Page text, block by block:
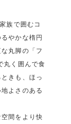
族で囲むコ
やかな楕円
丸脚の「フ
丸く囲んで食
きも、ほっ
よさのある
間をより快